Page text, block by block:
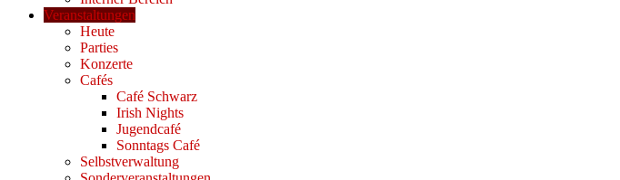
Veranstaltungen
Heute
Parties
Konzerte
Cafés
Café Schwarz
Irish Nights
Jugendcafé
Sonntags Café
Selbstverwaltung